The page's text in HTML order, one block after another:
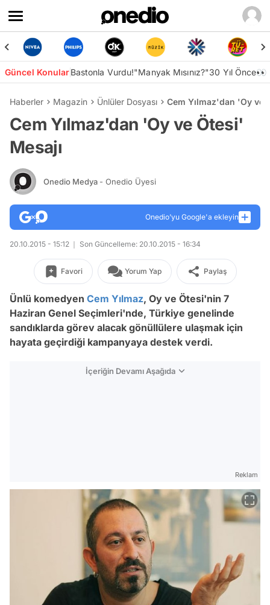
Güncel KonularBastonla Vurdu!"Manyak Mısınız?"30 Yıl Önce👀
Haberler Magazin Ünlüler Dosyası Cem Yılmaz'dan 'Oy ve
Cem Yılmaz'dan 'Oy ve Ötesi'
Mesajı
Onedio Medya - Onedio Üyesi
Onedio’yu Google'a ekleyin
20.10.2015 - 15:12 Son Güncelleme: 20.10.2015 - 16:34
Favori Yorum Yap Paylaş
Ünlü komedyen Cem Yılmaz, Oy ve Ötesi'nin 7
Haziran Genel Seçimleri'nde, Türkiye genelinde
sandıklarda görev alacak gönüllülere ulaşmak için
hayata geçirdiği kampanyaya destek verdi.
İçeriğin Devamı Aşağıda
Reklam